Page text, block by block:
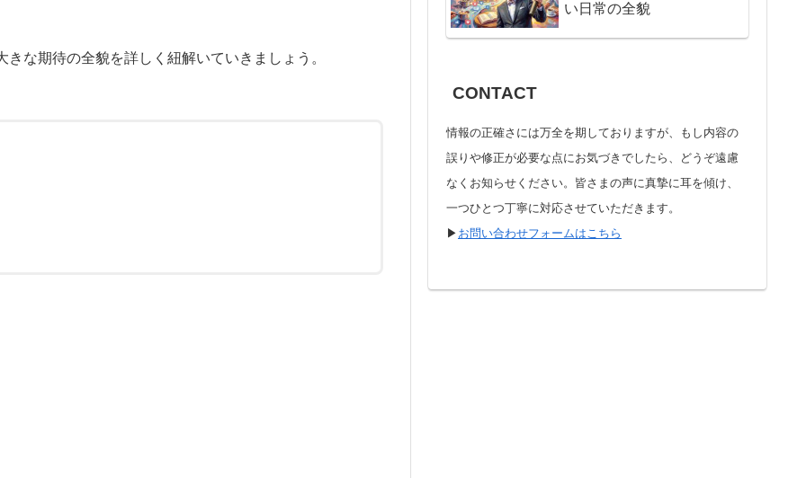
な期待の全貌を詳しく紐解いていきましょう。
い日常の全貌
CONTACT
情報の正確さには万全を期しておりますが、もし内容の
誤りや修正が必要な点にお気づきでしたら、どうぞ遠慮
なくお知らせください。皆さまの声に真摯に耳を傾け、
一つひとつ丁寧に対応させていただきます。
▶︎ お問い合わせフォームはこちら